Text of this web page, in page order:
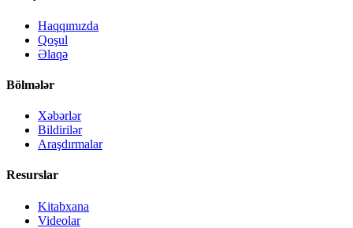
Haqqımızda
Qoşul
Əlaqə
Bölmələr
Xəbərlər
Bildirilər
Araşdırmalar
Resurslar
Kitabxana
Videolar